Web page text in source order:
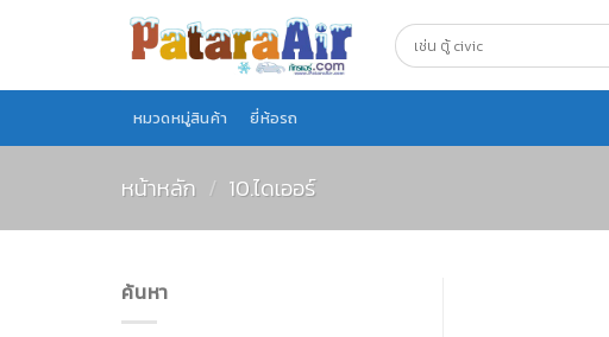
หมวดหมู่สินค้า ยี่ห้อรถ
หน้าหลัก / 10.ไดเออร์
ค้นหา